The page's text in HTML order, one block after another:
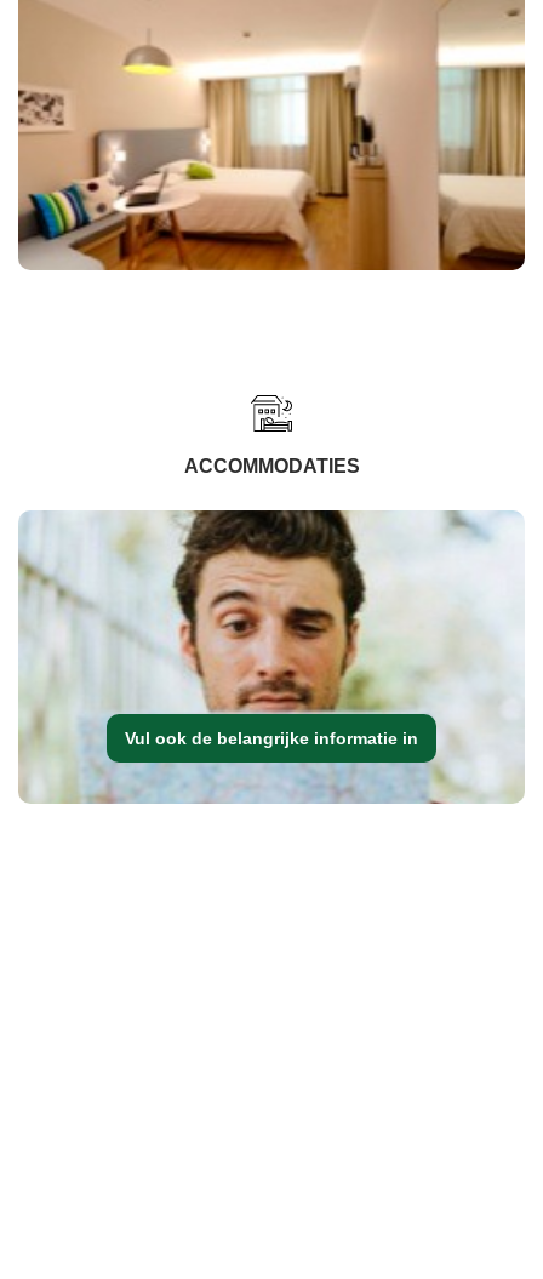
ACCOMMODATIES
Vul ook de belangrijke informatie in